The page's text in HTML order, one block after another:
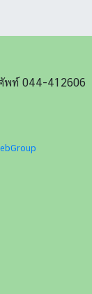
พท์ 044-412606